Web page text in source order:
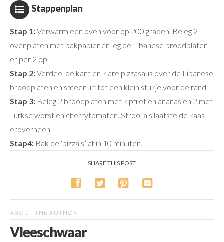
Stappenplan
Stap 1:Verwarm een oven voor op 200 graden. Beleg 2
ovenplaten met bakpapier en leg de Libanese broodplaten
er per 2 op.
Stap 2:Verdeel de kant en klare pizzasaus over de Libanese
broodplaten en smeer uit tot een klein stukje voor de rand.
Stap 3: Beleg 2 broodplaten met kipfilet en ananas en 2 met
Turkse worst en cherrytomaten. Strooi als laatste de kaas
eroverheen.
Stap4: Bak de ‘pizza’s’ af in 10 minuten.
SHARE THIS POST
ABOUT THE AUTHOR
Vleeschwaar